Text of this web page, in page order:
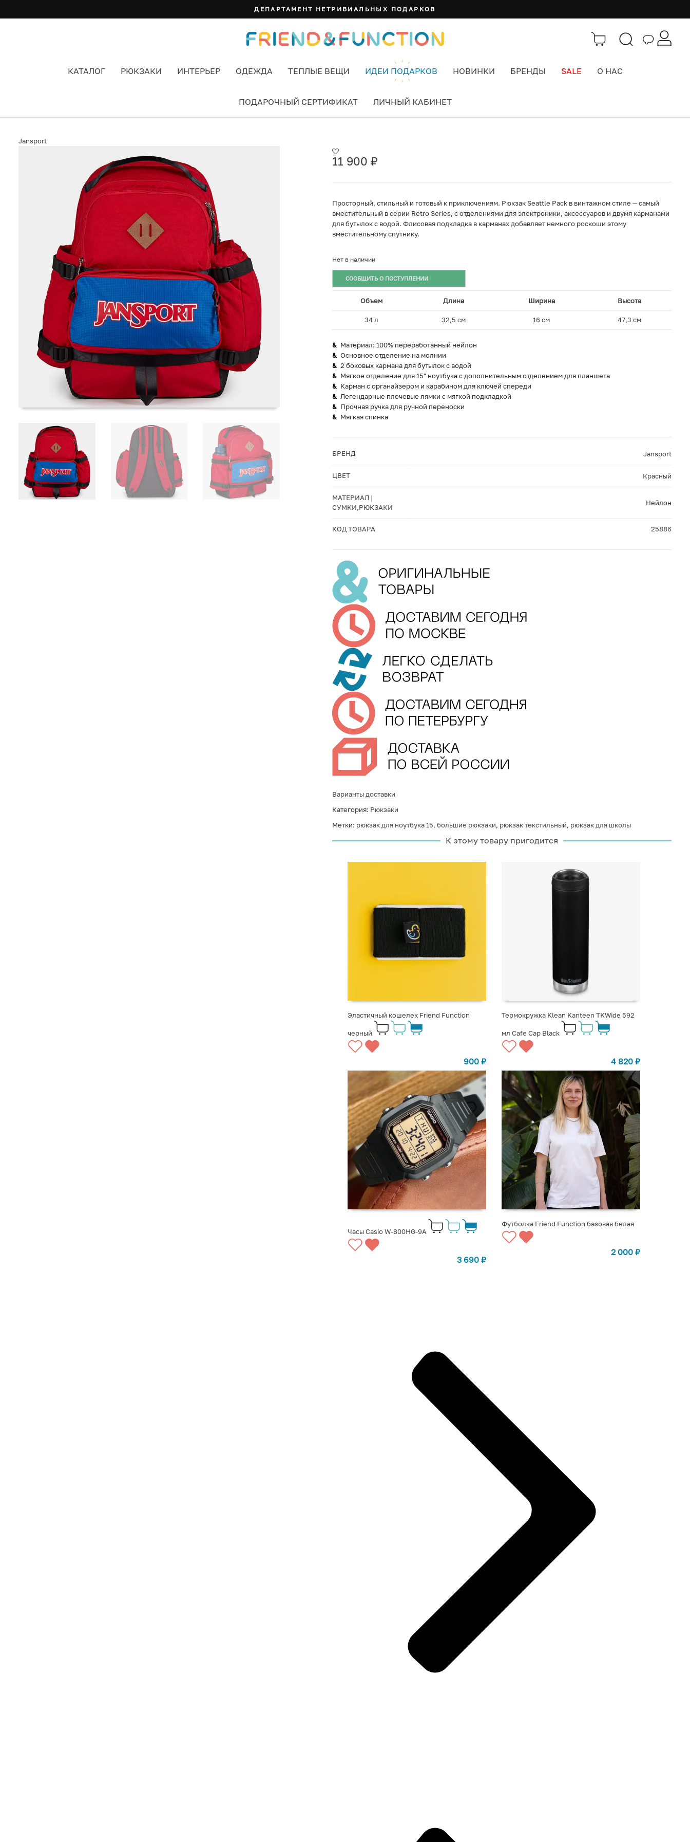
ДЕПАРТАМЕНТ НЕТРИВИАЛЬНЫХ ПОДАРКОВ
КАТАЛОГ РЮКЗАКИ ИНТЕРЬЕР ОДЕЖДА ТЕПЛЫЕ ВЕЩИ ИДЕИ ПОДАРКОВ НОВИНКИ БРЕНДЫ SALE О НАС
ПОДАРОЧНЫЙ СЕРТИФИКАТ ЛИЧНЫЙ КАБИНЕТ
Jansport
11 900 ₽
Просторный, стильный и готовый к приключениям. Рюкзак Seattle Pack в винтажном стиле — самый
вместительный в серии Retro Series, с отделениями для электроники, аксессуаров и двумя карманами
для бутылок с водой. Флисовая подкладка в карманах добавляет немного роскоши этому
вместительному спутнику.
Нет в наличии
СООБЩИТЬ О ПОСТУПЛЕНИИ
Объем Длина Ширина Высота
34 л 32,5 см 16 см 47,3 см
Материал: 100% переработанный нейлон
Основное отделение на молнии
2 боковых кармана для бутылок с водой
Мягкое отделение для 15" ноутбука с дополнительным отделением для планшета
Карман с органайзером и карабином для ключей спереди
Легендарные плечевые лямки с мягкой подкладкой
Прочная ручка для ручной переноски
Мягкая спинка
БРЕНД Jansport
ЦВЕТ Красный
МАТЕРИАЛ |
СУМКИ,РЮКЗАКИ
Нейлон
КОД ТОВАРА 25886
Варианты доставки
Категория: Рюкзаки
Метки: рюкзак для ноутбука 15, большие рюкзаки, рюкзак текстильный, рюкзак для школы
К этому товару пригодится
Эластичный кошелек Friend Function
черный
900 ₽
Термокружка Klean Kanteen TKWide 592
мл Cafe Cap Black
4 820 ₽
Часы Casio W-800HG-9A
3 690 ₽
ВЫБРАТЬ ВАРИАНТЫ
Футболка Friend Function базовая белая
2 000 ₽